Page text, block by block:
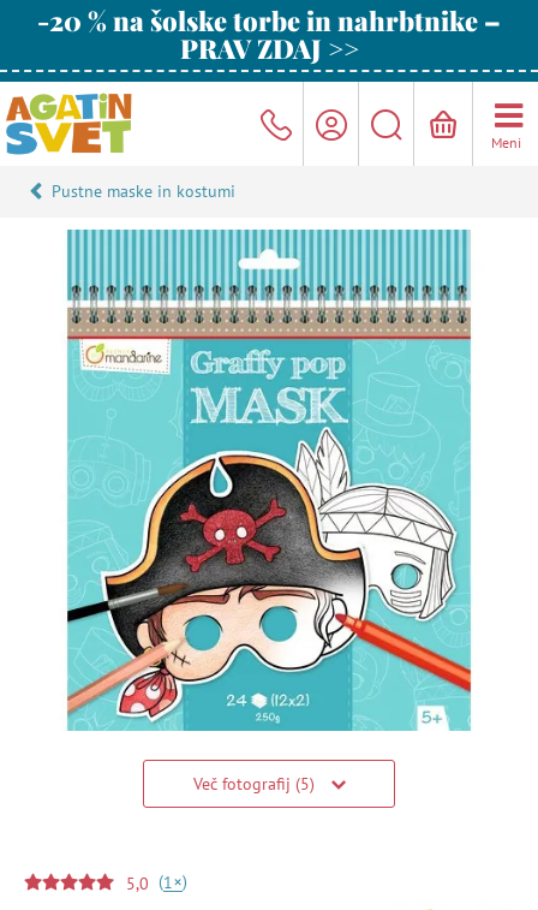
-20 % na šolske torbe in nahrbtnike –
PRAV ZDAJ >>
Meni
Pustne maske in kostumi
Več fotografij (5)
5,0 (1+)